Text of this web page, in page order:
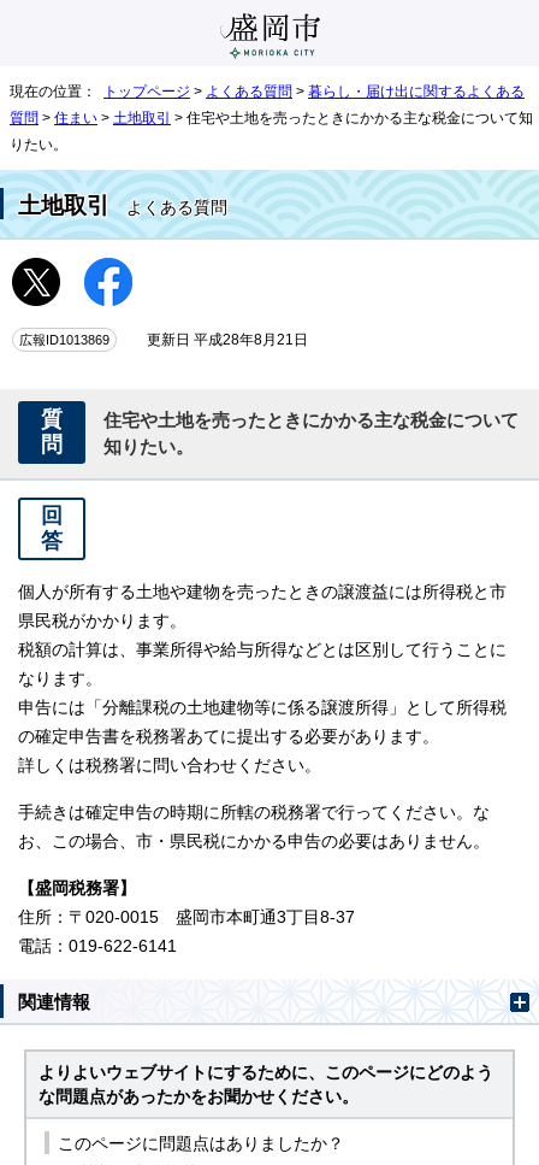
現在の位置： トップページ > よくある質問 > 暮らし・届け出に関するよくある
質問 > 住まい > 土地取引 > 住宅や土地を売ったときにかかる主な税金について知
りたい。
土地取引 よくある質問
広報ID1013869 更新日 平成28年8月21日
質
問
住宅や土地を売ったときにかかる主な税金について
知りたい。
回
答
個人が所有する土地や建物を売ったときの譲渡益には所得税と市
県民税がかかります。
税額の計算は、事業所得や給与所得などとは区別して行うことに
なります。
申告には「分離課税の土地建物等に係る譲渡所得」として所得税
の確定申告書を税務署あてに提出する必要があります。
詳しくは税務署に問い合わせください。
手続きは確定申告の時期に所轄の税務署で行ってください。な
お、この場合、市・県民税にかかる申告の必要はありません。
【盛岡税務署】
住所：〒020-0015 盛岡市本町通3丁目8-37
電話：019-622-6141
関連情報
よりよいウェブサイトにするために、このページにどのよう
な問題点があったかをお聞かせください。
このページに問題点はありましたか？